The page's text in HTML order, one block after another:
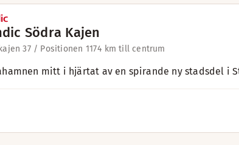
Södra Kajen
37 / Positionen 1174 km till centrum
mitt i hjärtat av en spirande ny stadsdel i